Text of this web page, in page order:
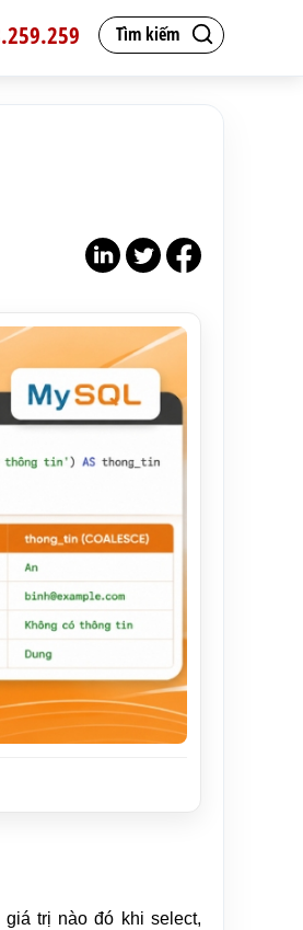
Tìm kiếm
giá trị nào đó khi select,